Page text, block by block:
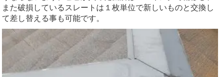
また破損しているスレートは１枚単位で新しいものと交換し
て差し替える事も可能です。